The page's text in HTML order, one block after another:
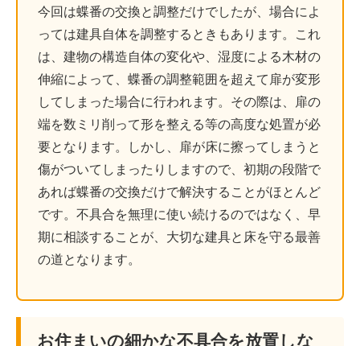
今回は蝶番の交換と調整だけでしたが、場合によ
っては建具自体を調整するときもあります。これ
は、建物の構造自体の変化や、湿度による木材の
伸縮によって、蝶番の調整範囲を超えて扉が変形
してしまった場合に行われます。その際は、扉の
端を数ミリ削って形を整える等の高度な処置が必
要となります。しかし、扉が床に擦ってしまうと
傷がついてしまったりしますので、初期の段階で
あれば蝶番の交換だけで解決することがほとんど
です。不具合を無理に使い続けるのではなく、早
期に相談することが、大切な建具と床を守る最善
の道となります。
お住まいの細かな不具合を放置しな